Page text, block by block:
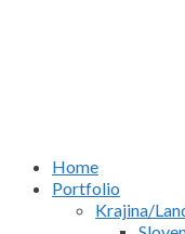
Home
Portfolio
Krajina/